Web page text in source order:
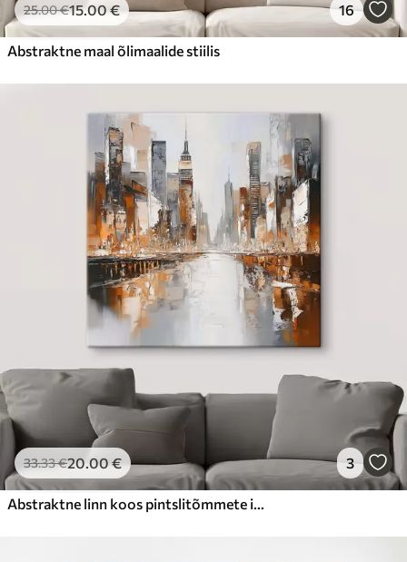
25.00€15.00€ 16
Abstraktne maal õlimaalide stiilis
33.33€20.00 € 3
Abstraktne linn koos pintslitõmmete imitatsiooniga